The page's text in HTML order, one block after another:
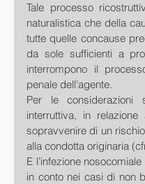
Tale processo
naturalistica che della
tutte quelle concause
da sole sufficienti a
interrompono il
penale dell’agente.
Per le considerazioni
interruttiva, in
sopravvenire di un
alla condotta originaria
E l’infezione
in conto nei casi di non